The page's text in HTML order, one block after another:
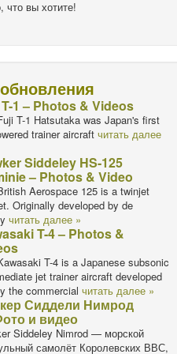
что вы хотите!
1 – Photos & Videos
T-1 Hatsutaka was Japan's first
trainer aircraft читать далее
Siddeley HS-125
– Photos & Video
Aerospace 125 is a twinjet
Originally developed by de
читать далее »
T-4 – Photos &
T-4 is a Japanese subsonic
jet trainer aircraft developed
the commercial читать далее »
Сиддели Нимрод
и видео
Siddeley Nimrod — морской
самолёт Королевских ВВС,